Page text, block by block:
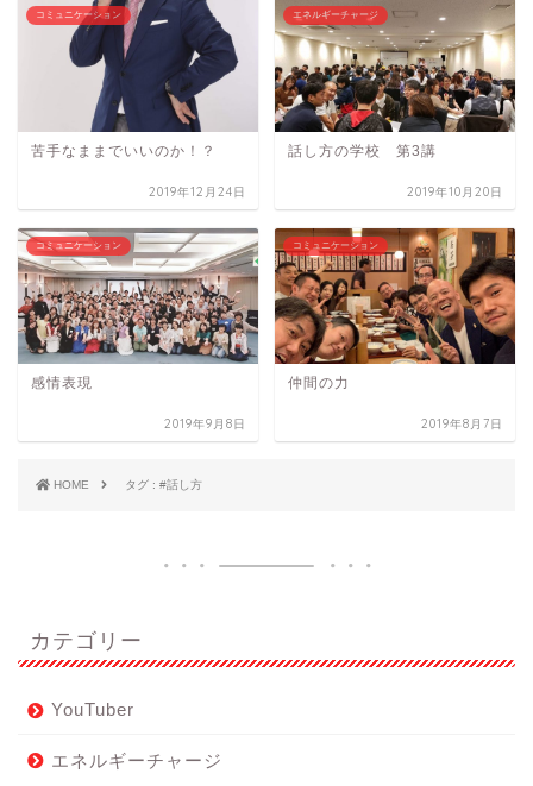
コミュニケーション
苦手なままでいいのか！？
2019年12月24日
エネルギーチャージ
話し方の学校 第3講
2019年10月20日
コミュニケーション
感情表現
2019年9月8日
コミュニケーション
仲間の力
2019年8月7日
HOME タグ : #話し方
カテゴリー
YouTuber
エネルギーチャージ